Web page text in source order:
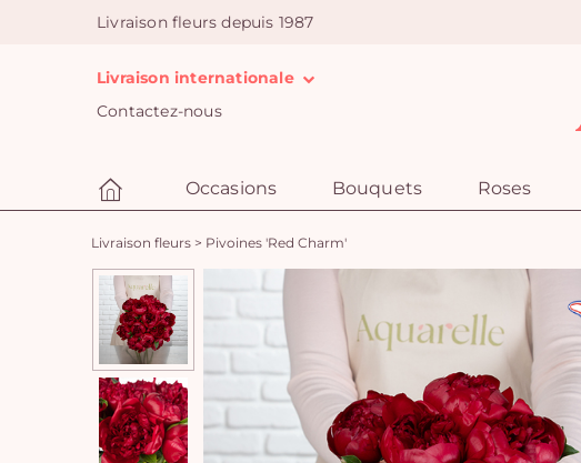
Livraison fleurs depuis 1987
Livraison internationale
Contactez-nous
Occasions Bouquets Roses
Livraison fleurs > Pivoines 'Red Charm'